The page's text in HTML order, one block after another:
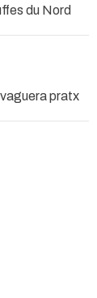
du Nord
pratx